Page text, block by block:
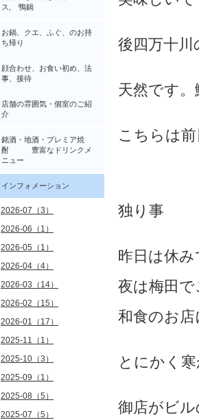
後四万十
天然です
こちらは
独り事
昨日は休
夜は梅田で
和食のお
とにかく
御店がビ
ス, 鴨鍋
お鍋、クエ、ふぐ、のお持
ち帰り
顔合わせ、お食い初め、法
事、接待
店舗の雰囲気・個室のご紹
介
銘酒・地酒・プレミア焼
酎 豊富なドリンクメ
ニュー
インフォメーション
2026-07（3）
2026-06（1）
2026-05（1）
2026-04（4）
2026-03（14）
2026-02（15）
2026-01（17）
2025-11（1）
2025-10（3）
2025-09（1）
2025-08（5）
2025-07（5）